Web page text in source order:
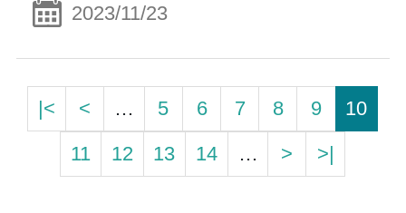
2023/11/23
|< < … 5 6 7 8 9
10
11
12 13 14 … > >|